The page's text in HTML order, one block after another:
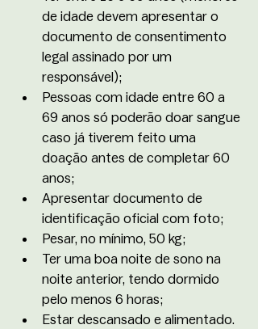
de idade devem apresentar o
documento de consentimento
legal assinado por um
responsável);
Pessoas com idade entre 60 a
69 anos só poderão doar sangue
caso já tiverem feito uma
doação antes de completar 60
anos;
Apresentar documento de
identificação oficial com foto;
Pesar, no mínimo, 50 kg;
Ter uma boa noite de sono na
noite anterior, tendo dormido
pelo menos 6 horas;
Estar descansado e alimentado.